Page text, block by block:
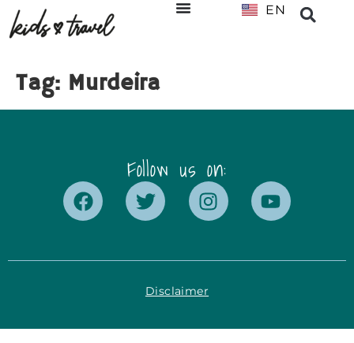
EN
NL
Tag: Murdeira
Follow us on:
Disclaimer